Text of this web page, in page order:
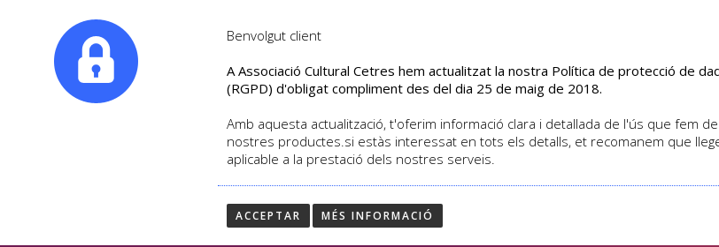
EL CENTRE CURSOS ACTIVITATS
Segueix les últimes notícies
Blog de Cultural Cetres
Benvolgut client
A Associació Cultural Cetres hem actualitzat la nostra Política de protecció de
(RGPD) d'obligat compliment des del dia 25 de maig de 2018.
Amb aquesta actualització, t'oferim informació clara i detallada de l'ús que fem
nostres productes.si estàs interessat en tots els detalls, et recomanem que
aplicable a la prestació dels nostres serveis.
ACCEPTAR MÉS INFORMACIÓ